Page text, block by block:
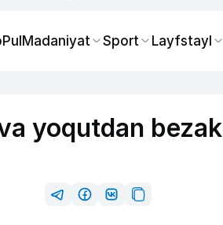
PulMadaniyat Sport Layfstayl
yoqutdan bezak